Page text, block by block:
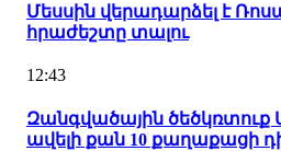
Մեսսին վերադարձել է
հրաժեշտը տալու
12:43
Զանգվածային
ավելի քան 10 քաղաքացի